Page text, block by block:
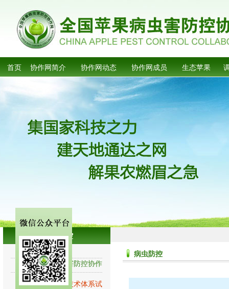
首页 协作网简介 协作网动态 协作网成员 生态苹果
病虫防控
全国苹果病虫害防控协作
网
国家苹果产业技术体系试
病虫防控